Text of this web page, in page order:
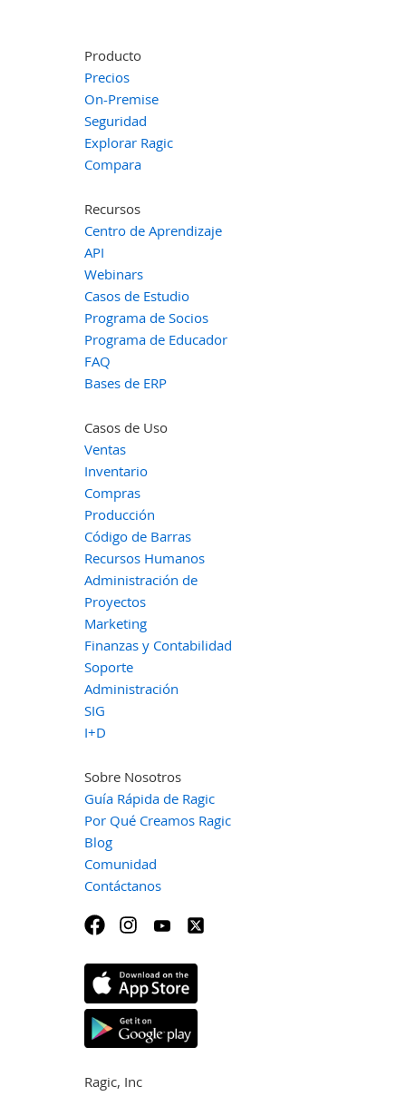
Producto
Precios
On-Premise
Seguridad
Explorar Ragic
Compara
Recursos
Centro de Aprendizaje
API
Webinars
Casos de Estudio
Programa de Socios
Programa de Educador
FAQ
Bases de ERP
Casos de Uso
Ventas
Inventario
Compras
Producción
Código de Barras
Recursos Humanos
Administración de
Proyectos
Marketing
Finanzas y Contabilidad
Soporte
Administración
SIG
I+D
Sobre Nosotros
Guía Rápida de Ragic
Por Qué Creamos Ragic
Blog
Comunidad
Contáctanos
Ragic, Inc